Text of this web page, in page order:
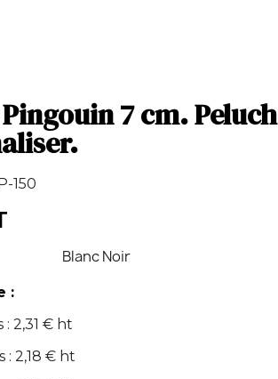
7 cm.
150
Blanc Noir
:
: 2,31 € ht
: 2,18 € ht